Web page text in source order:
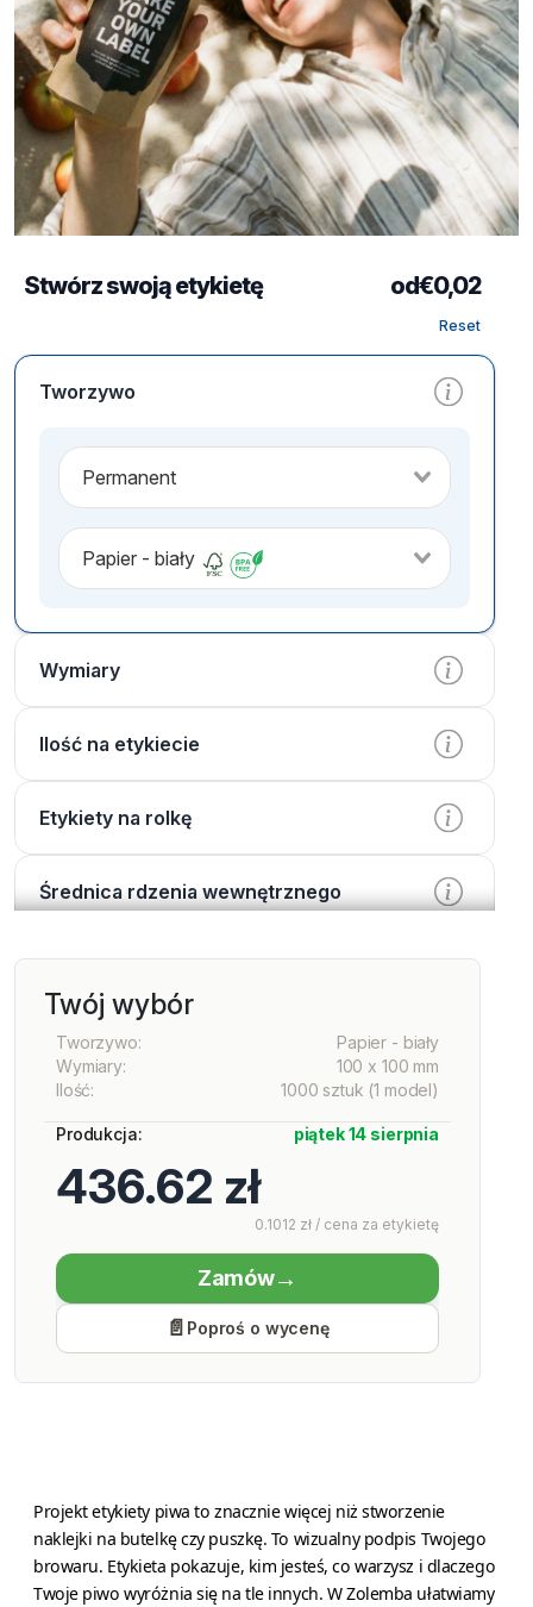
Stwórz swoją etykietę od€0,02
Reset
Tworzywo
Permanent
Papier - biały
Wymiary
Ilość na etykiecie
Etykiety na rolkę
Średnica rdzenia wewnętrznego
Przetwarzanie
Wydrukować
Opcje dodatkowe
Services
Produkcja
Twój wybór
Tworzywo:
Papier - biały
Wymiary:
100 x 100 mm
Ilość:
1000 sztuk (1 model)
Produkcja: piątek 14 sierpnia
436.62 zł
0.1012 zł / cena za etykietę
Zamów
Poproś o wycenę
Projekt etykiety piwa to znacznie więcej niż stworzenie
naklejki na butelkę czy puszkę. To wizualny podpis Twojego
browaru. Etykieta pokazuje, kim jesteś, co warzysz i dlaczego
Twoje piwo wyróżnia się na tle innych. W Zolemba ułatwiamy